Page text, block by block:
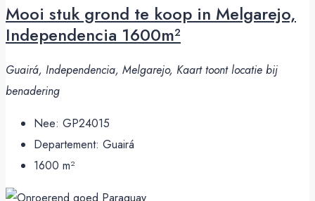
Mooi stuk grond te koop in Melgarejo,
Independencia 1600m²
Guairá, Independencia, Melgarejo, Kaart toont locatie bij
benadering
Nee: GP24015
Departement: Guairá
1600 m²